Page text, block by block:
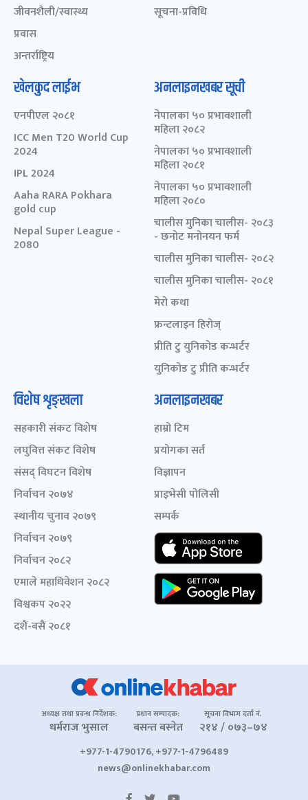
जीवनशैली/स्वास्थ्य
प्रवास
अन्तर्राष्ट्रिय
सूचना-प्रविधि
खेलकुद लाईभ
एनपीएल २०८१
ICC Men T20 World Cup
2024
IPL 2024
Aaha RARA Pokhara
gold cup
Nepal Super League -
2080
अनलाइनखबर सूची
नेपालका ५० प्रभावशाली
महिला २०८२
नेपालका ५० प्रभावशाली
महिला २०८१
नेपालका ५० प्रभावशाली
महिला २०८०
चालीस मुनिका चालीस- २०८३
- छनोट मनोनयन फर्म
चालीस मुनिका चालीस- २०८२
चालीस मुनिका चालीस- २०८१
मेरो कथा
फ्रन्टलाइन हिरोज्
प्रीति टु युनिकोड कन्भर्टर
युनिकोड टु प्रीति कन्भर्टर
विशेष शृङ्खला
सहकारी संकट विशेष
लघुवित्त संकट विशेष
संसद् विघटन विशेष
निर्वाचन २०७४
स्थानीय चुनाव २०७९
निर्वाचन २०७९
निर्वाचन २०८२
एमाले महाधिवेशन २०८२
विश्वकप २०२२
दशैं-बसैं २०८१
अनलाइनखबर
हाम्रो टिम
प्रयोगका सर्त
विज्ञापन
प्राइभेसी पोलिसी
सम्पर्क
अध्यक्ष तथा प्रबन्ध निर्देशक:
धर्मराज भुसाल
प्रधान सम्पादक:
बसन्त बस्नेत
सूचना विभाग दर्ता नं.
२१४ / ०७३–७४
+977-1-4790176, +977-1-4796489
news@onlinekhabar.com